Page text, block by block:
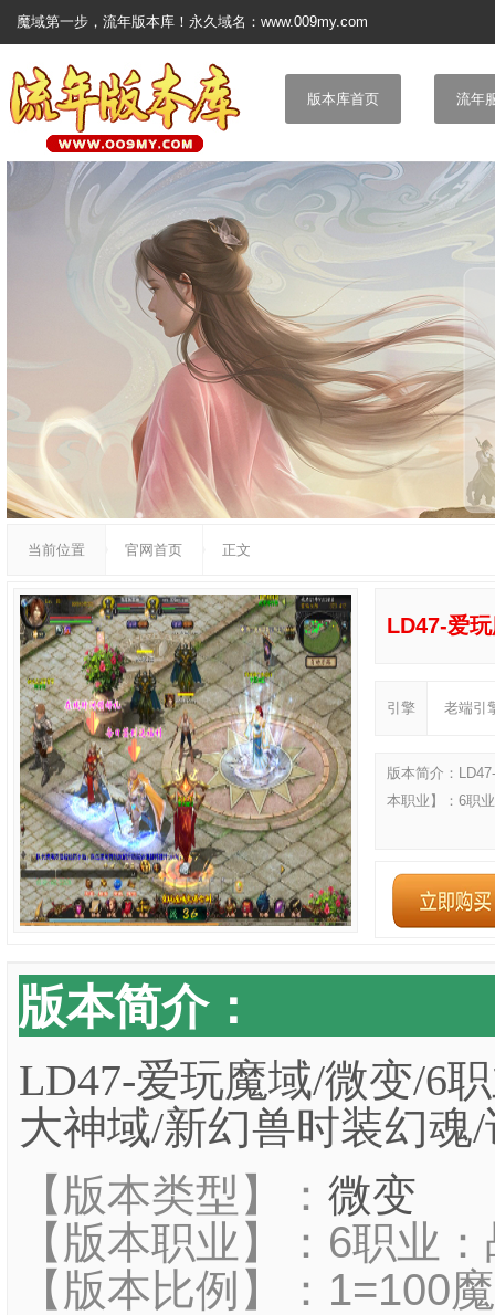
魔域第一步，流年版本库！永久域名：www.009my.com
版本库首页 流年
当前位置 官网首页 正文
LD47-爱
引擎 老端引
版本简介：
本职业】：6职
版本简介：
LD47-爱玩魔域/微变/6
大神域/新幻兽时装幻魂
【版本类型】： 微变
【版本职业】：6职业
【版本比例】：1=100